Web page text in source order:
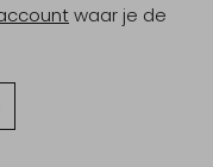
waar je de